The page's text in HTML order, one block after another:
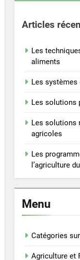
Articles
Les
aliments
Les systèmes
Les solutions
Les solutions
agricoles
Les
l’agriculture
Menu
Catégories
Agriculture et